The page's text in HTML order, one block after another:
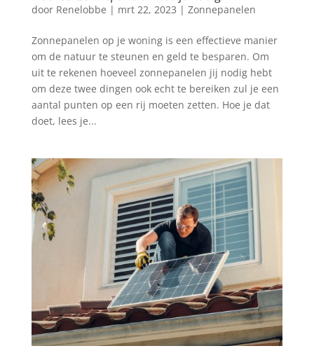
door Renelobbe | mrt 22, 2023 | Zonnepanelen
Zonnepanelen op je woning is een effectieve manier
om de natuur te steunen en geld te besparen. Om
uit te rekenen hoeveel zonnepanelen jij nodig hebt
om deze twee dingen ook echt te bereiken zul je een
aantal punten op een rij moeten zetten. Hoe je dat
doet, lees je...